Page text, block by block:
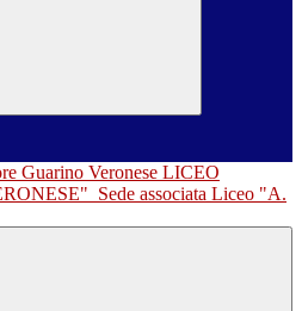
LICEO
Sede associata Liceo "A.